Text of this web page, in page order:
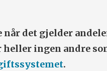
det gjelder
ingen andre
.